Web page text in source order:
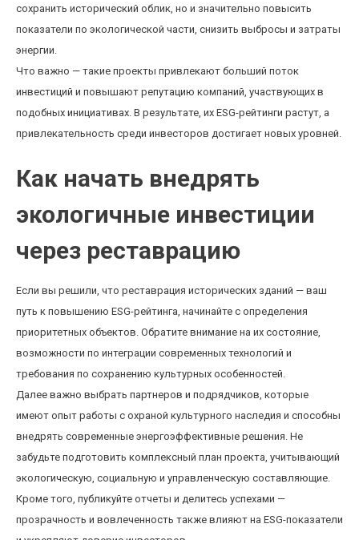
сохранить исторический облик, но и значительно повысить
показатели по экологической части, снизить выбросы и затраты
энергии.
Что важно — такие проекты привлекают больший поток
инвестиций и повышают репутацию компаний, участвующих в
подобных инициативах. В результате, их ESG-рейтинги растут, а
привлекательность среди инвесторов достигает новых уровней.
Как начать внедрять
экологичные инвестиции
через реставрацию
Если вы решили, что реставрация исторических зданий — ваш
путь к повышению ESG-рейтинга, начинайте с определения
приоритетных объектов. Обратите внимание на их состояние,
возможности по интеграции современных технологий и
требования по сохранению культурных особенностей.
Далее важно выбрать партнеров и подрядчиков, которые
имеют опыт работы с охраной культурного наследия и способны
внедрять современные энергоэффективные решения. Не
забудьте подготовить комплексный план проекта, учитывающий
экологическую, социальную и управленческую составляющие.
Кроме того, публикуйте отчеты и делитесь успехами —
прозрачность и вовлеченность также влияют на ESG-показатели